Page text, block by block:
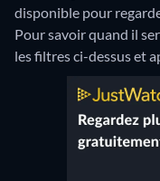
disponible pour
Pour savoir quand il
les filtres ci-dessus et